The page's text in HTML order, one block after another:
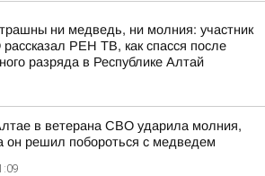
ни медведь, ни молния: участник
РЕН ТВ, как спасся после
разряда в Республике Алтай
в ветерана СВО ударила молния,
он решил побороться с медведем